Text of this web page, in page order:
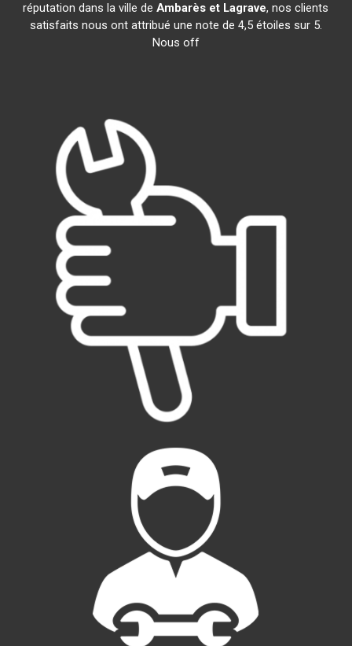
réputation dans la ville deAmbarès et Lagrave, nos clients
satisfaits nous ont attribué une note de 4,5 étoiles sur 5.
Nous off